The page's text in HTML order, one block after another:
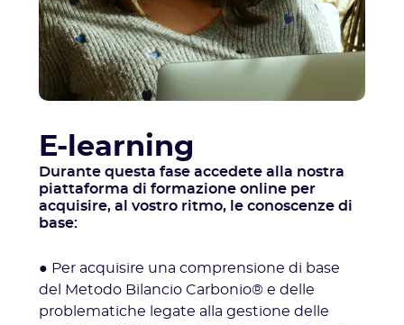
E-learning
Durante questa fase accedete alla nostra
piattaforma di formazione online per
acquisire, al vostro ritmo, le conoscenze di
base:
● Per acquisire una comprensione di base
del Metodo Bilancio Carbonio® e delle
problematiche legate alla gestione delle